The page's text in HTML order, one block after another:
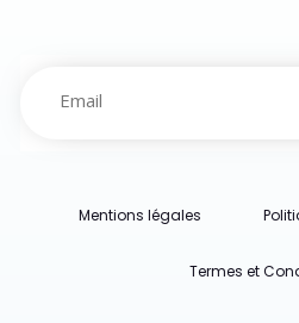
Mentions légales
Termes et